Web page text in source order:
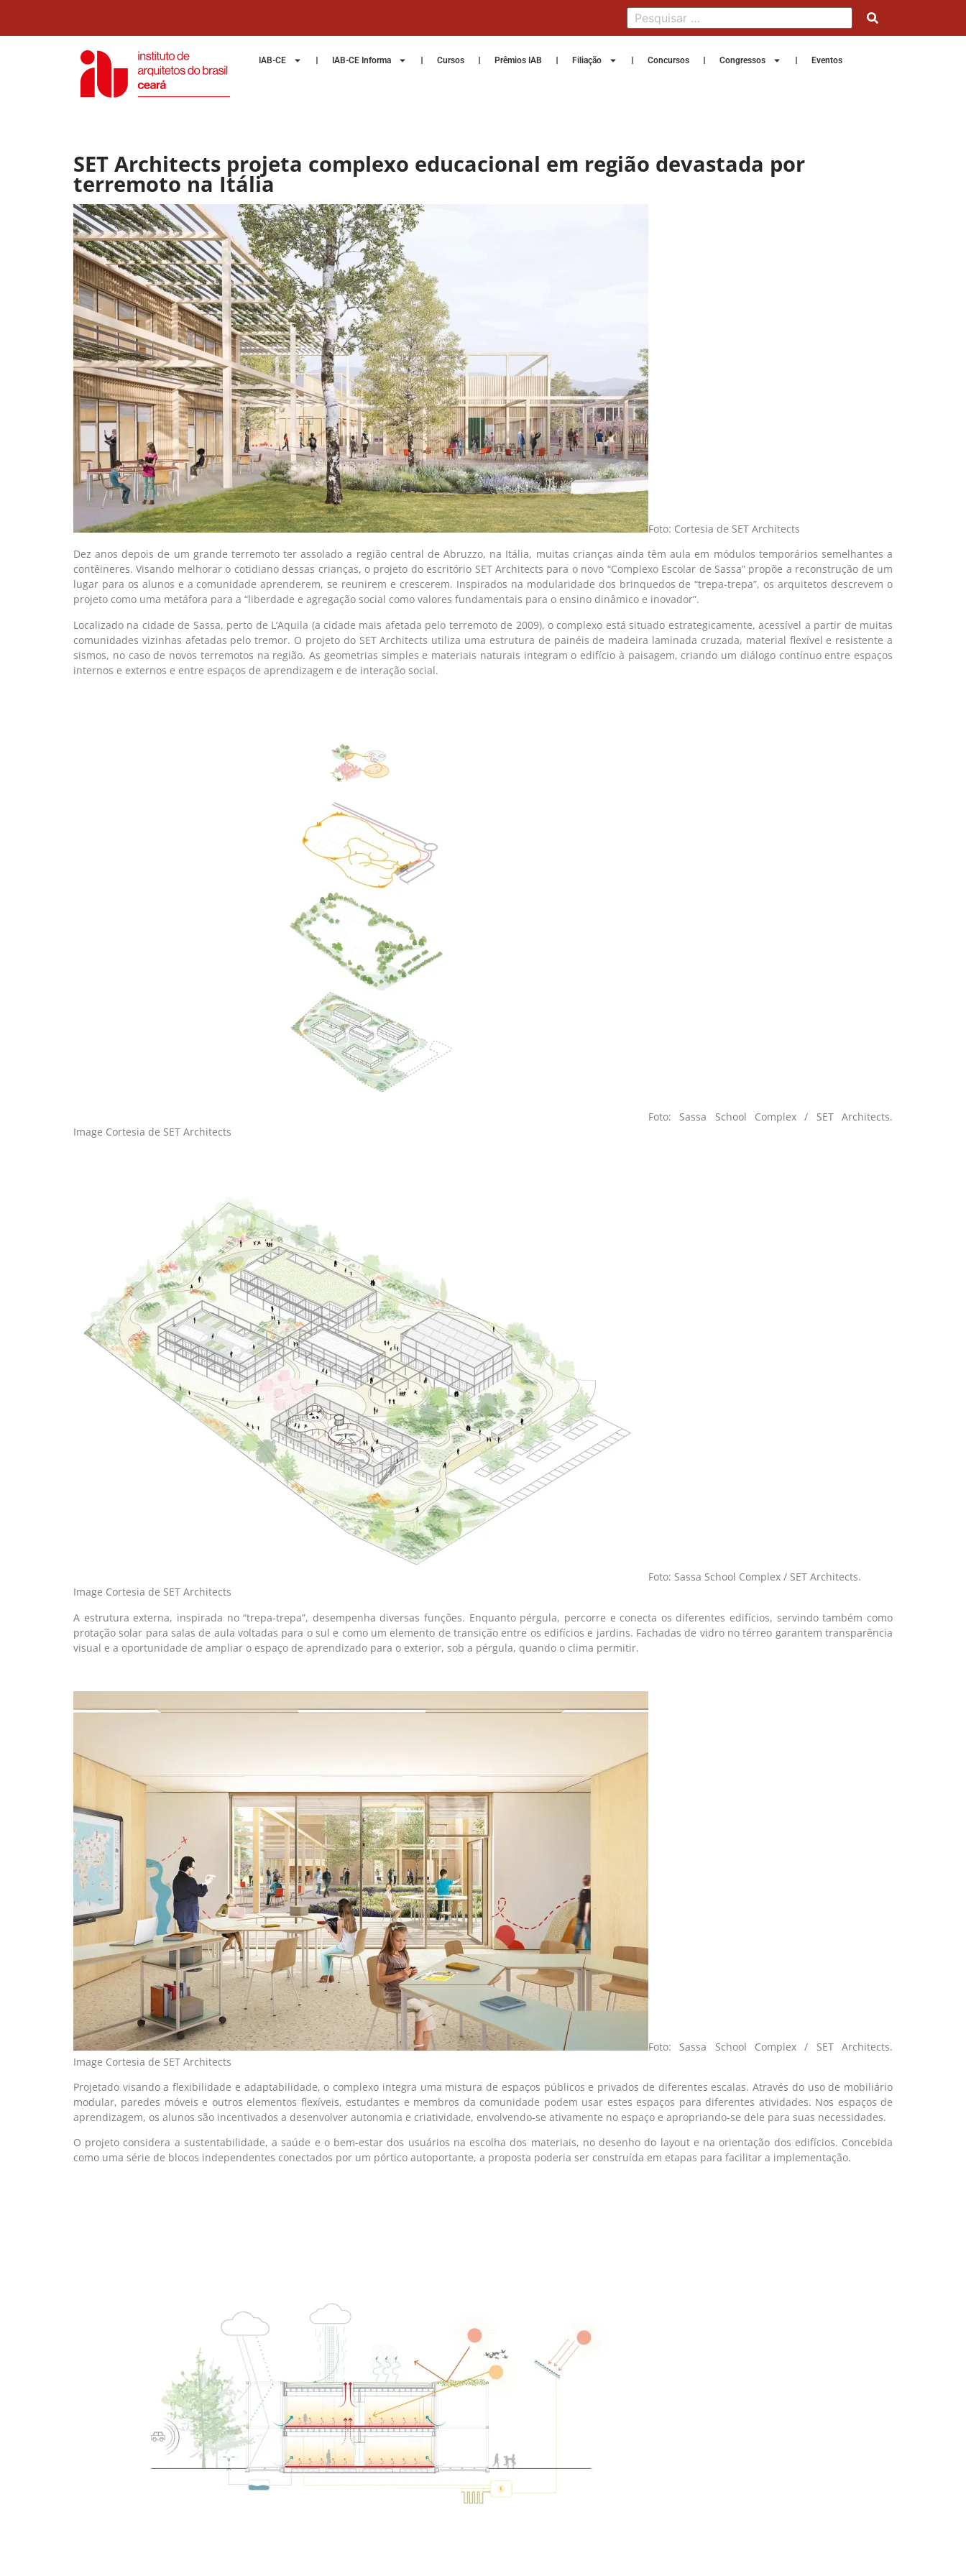
IAB-CE IAB-CE Informa Cursos Prêmios IAB Filiação Concursos Congressos Eventos
SET Architects projeta complexo educacional em região devastada por
terremoto na Itália
Foto: Cortesia de SET Architects
Dez anos depois de um grande terremoto ter assolado a região central de Abruzzo, na Itália, muitas crianças ainda têm aula em módulos temporários semelhantes a
contêineres. Visando melhorar o cotidiano dessas crianças, o projeto do escritório SET Architects para o novo “Complexo Escolar de Sassa” propõe a reconstrução de um
lugar para os alunos e a comunidade aprenderem, se reunirem e crescerem. Inspirados na modularidade dos brinquedos de “trepa-trepa”, os arquitetos descrevem o
projeto como uma metáfora para a “liberdade e agregação social como valores fundamentais para o ensino dinâmico e inovador”.
Localizado na cidade de Sassa, perto de L’Aquila (a cidade mais afetada pelo terremoto de 2009), o complexo está situado estrategicamente, acessível a partir de muitas
comunidades vizinhas afetadas pelo tremor. O projeto do SET Architects utiliza uma estrutura de painéis de madeira laminada cruzada, material flexível e resistente a
sismos, no caso de novos terremotos na região. As geometrias simples e materiais naturais integram o edifício à paisagem, criando um diálogo contínuo entre espaços
internos e externos e entre espaços de aprendizagem e de interação social.
Foto: Sassa School Complex / SET Architects.
Image Cortesia de SET Architects
Foto: Sassa School Complex / SET Architects.
Image Cortesia de SET Architects
A estrutura externa, inspirada no “trepa-trepa”, desempenha diversas funções. Enquanto pérgula, percorre e conecta os diferentes edifícios, servindo também como
protação solar para salas de aula voltadas para o sul e como um elemento de transição entre os edifícios e jardins. Fachadas de vidro no térreo garantem transparência
visual e a oportunidade de ampliar o espaço de aprendizado para o exterior, sob a pérgula, quando o clima permitir.
Foto: Sassa School Complex / SET Architects.
Image Cortesia de SET Architects
Projetado visando a flexibilidade e adaptabilidade, o complexo integra uma mistura de espaços públicos e privados de diferentes escalas. Através do uso de mobiliário
modular, paredes móveis e outros elementos flexíveis, estudantes e membros da comunidade podem usar estes espaços para diferentes atividades. Nos espaços de
aprendizagem, os alunos são incentivados a desenvolver autonomia e criatividade, envolvendo-se ativamente no espaço e apropriando-se dele para suas necessidades.
O projeto considera a sustentabilidade, a saúde e o bem-estar dos usuários na escolha dos materiais, no desenho do layout e na orientação dos edifícios. Concebida
como uma série de blocos independentes conectados por um pórtico autoportante, a proposta poderia ser construída em etapas para facilitar a implementação.